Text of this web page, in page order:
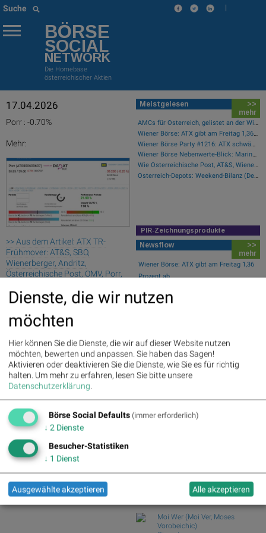
Suche |
BÖRSE
SOCIAL
NETWORK
Die Homebase
österreichischer Aktien
17.04.2026
Porr : -0.70%
Mehr:
>> Aus dem Artikel: ATX TR-
Frühmover: AT&S, SBO,
Wienerberger, Andritz,
Österreichische Post, OMV, Porr,
Palfinger : 1.32% » Details
voestalpine : 0.23%
CA Immo : 0.21%
DO&CO : 0.00%» Details
Erste Group : -1.19%» Details
Bawag : -1.34%» Details
Strabag : -1.56% » Details
AT&S : -2.23%» Details
Österreichische Post : -4.48%»
Details
Meistgelesen
>>
mehr
AMCs für Österreich, gelistet an der Wiener Börse
Wiener Börse: ATX gibt am Freitag 1,36 Prozent ab
Wiener Börse Party #1216: ATX schwächer, Bajaj Mobility weiter stark, neue indische Freunde und Rajiv Bajaj mein Man of the Day
Wiener Börse Nebenwerte-Blick: Marinomed steigt 8 Prozent, Bajaj Mobility 7,84 Prozent
Wie Österreichische Post, AT&S, Wienerberger, Palfinger, Porr und Bawag für Gesprächsstoff im ATX sorgten
Österreich-Depots: Weekend-Bilanz (Depot Kommentar)
PIR-Zeichnungsprodukte
Newsflow
>>
mehr
Wiener Börse: ATX gibt am Freitag 1,36
Prozent ab
Marinomed steigt 8...
Wienerberger, Pal...
Wiener Börse Party #1216: ATX
schwächer, Bajaj Mo...
Börse Social Club Board
Machiel Botman
Moi Wer (Moi Ver, Moses
Vorobeichic)
Dienste, die wir nutzen
möchten
Hier können Sie die Dienste, die wir auf dieser Website nutzen
möchten, bewerten und anpassen. Sie haben das Sagen!
Aktivieren oder deaktivieren Sie die Dienste, wie Sie es für richtig
halten. Um mehr zu erfahren, lesen Sie bitte unsere
Datenschutzerklärung.
Börse Social Defaults (immer erforderlich)
↓ 2 Dienste
Besucher-Statistiken
↓ 1 Dienst
Ausgewählte akzeptieren Alle akzeptieren